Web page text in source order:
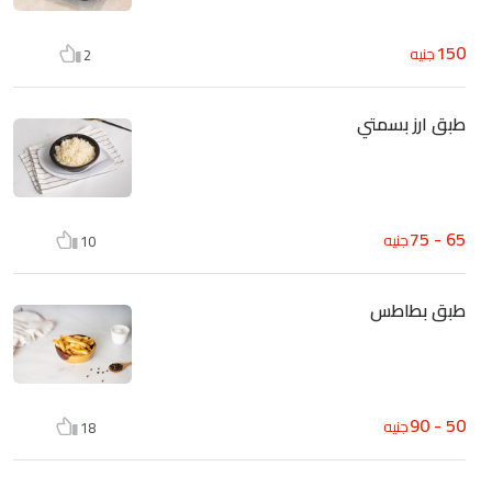
150جنيه 2
طبق ارز بسمتي
65 - 75 جنيه 10
طبق بطاطس
50 - 90 جنيه 18